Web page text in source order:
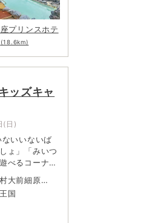
プリンスホテ
(18.6km)
ッズキャ
(日)
いいないば
ょ」「みいつ
べるコーナー
大前細原
国